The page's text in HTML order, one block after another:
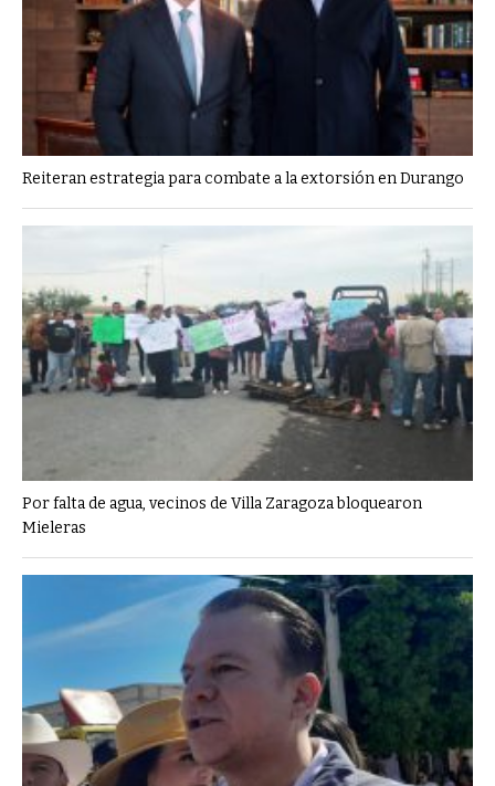
Reiteran estrategia para combate a la extorsión en Durango
Por falta de agua, vecinos de Villa Zaragoza bloquearon
Mieleras